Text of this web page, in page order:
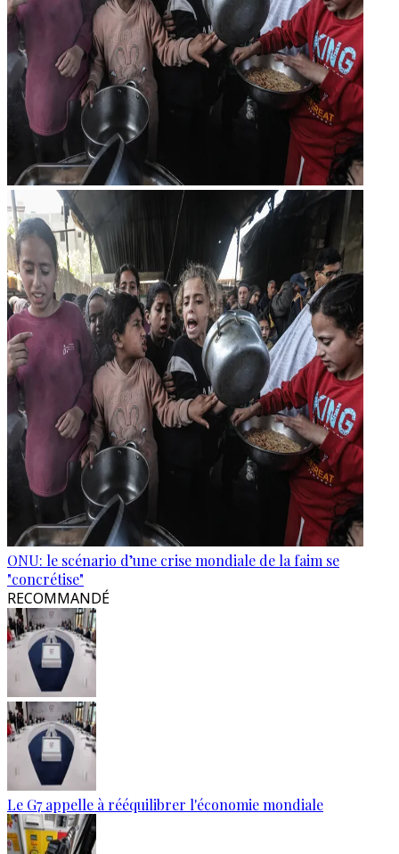
ONU: le scénario d’une crise mondiale de la faim se
"concrétise"
RECOMMANDÉ
Le G7 appelle à rééquilibrer l'économie mondiale